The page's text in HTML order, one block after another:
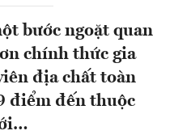
bước ngoặt quan
chính thức gia
địa chất toàn
điểm đến thuộc